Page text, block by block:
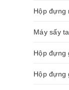
Hộp đựng
Máy sấy
Hộp đựng
Hộp đựng